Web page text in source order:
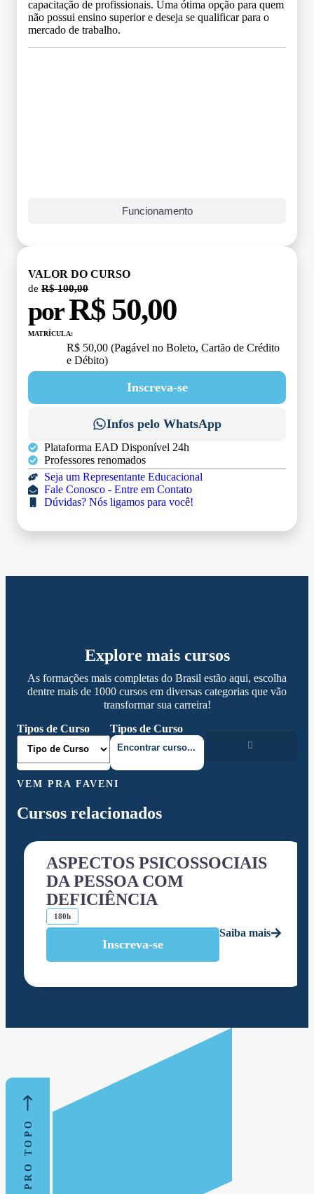
capacitação de profissionais. Uma ótima opção para quem
não possui ensino superior e deseja se qualificar para o
mercado de trabalho.
Funcionamento
VALOR DO CURSO
de R$ 100,00
porR$ 50,00
MATRÍCULA:
R$ 50,00 (Pagável no Boleto, Cartão de Crédito
e Débito)
Inscreva-se
Infos pelo WhatsApp
Plataforma EAD Disponível 24h
Professores renomados
Seja um Representante Educacional
Fale Conosco - Entre em Contato
Dúvidas? Nós ligamos para você!
Explore mais cursos
As formações mais completas do Brasil estão aqui, escolha
dentre mais de 1000 cursos em diversas categorias que vão
transformar sua carreira!
Tipos de Curso
Tipos de Curso
VEM PRA FAVENI
Cursos relacionados
ASPECTOS PSICOSSOCIAIS
DA PESSOA COM
DEFICIÊNCIA
180h
Inscreva-se
Saiba mais